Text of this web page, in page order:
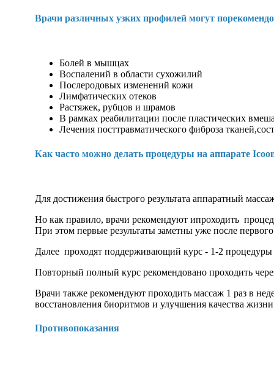
Врачи различных узких профилей могут
Болей в мышцах
Воспалений в области сухожилий
Послеродовых изменений кожи
Лимфатических отеков
Растяжек, рубцов и шрамов
В рамках реабилитации после пластических
Лечения посттравматического фиброза
Как часто можно делать процедуры на аппарате
Для достижения быстрого результата аппаратный
Но как правило, врачи рекомендуют ипроходить
При этом первые результаты заметны уже после первого
Далее проходят поддерживающий курс - 1-2 процедуры
Повторный полный курс рекомендовано проходить
Врачи также рекомендуют проходить массаж 1 раз в
восстановления биоритмов и улучшения качества
Противопоказания